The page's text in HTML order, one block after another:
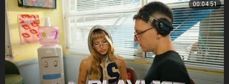
00:04:51